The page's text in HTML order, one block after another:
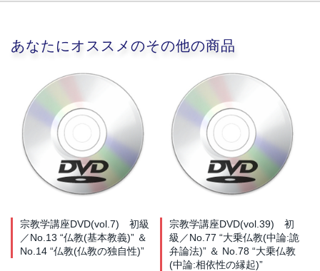
あなたにオススメのその他の商品
宗教学講座DVD(vol.7) 初級
／No.13 “仏教(基本教義)” ＆
No.14 “仏教(仏教の独自性)”
宗教学講座DVD(vol.39) 初
級／No.77 “大乗仏教(中論:詭
弁論法)” ＆ No.78 “大乗仏教
(中論:相依性の縁起)”